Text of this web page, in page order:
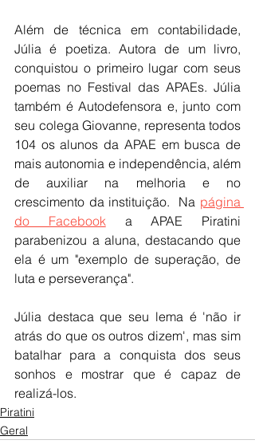
Além de técnica em contabilidade,
Júlia é poetiza. Autora de um livro,
conquistou o primeiro lugar com seus
poemas no Festival das APAEs. Júlia
também é Autodefensora e, junto com
seu colega Giovanne, representa todos
104 os alunos da APAE em busca de
mais autonomia e independência, além
de auxiliar na melhoria e no
crescimento da instituição.  Na página
do Facebook a APAE Piratini
parabenizou a aluna, destacando que
ela é um "exemplo de superação, de
luta e perseverança".
Júlia destaca que seu lema é 'não ir
atrás do que os outros dizem', mas sim
batalhar para a conquista dos seus
sonhos e mostrar que é capaz de
realizá-los.
Piratini
Geral